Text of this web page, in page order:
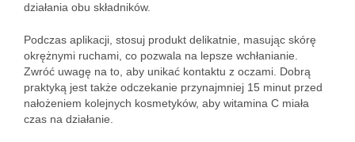
działania obu składników.
Podczas aplikacji, stosuj produkt delikatnie, masując skórę
okrężnymi ruchami, co pozwala na lepsze wchłanianie.
Zwróć uwagę na to, aby unikać kontaktu z oczami. Dobrą
praktyką jest także odczekanie przynajmniej 15 minut przed
nałożeniem kolejnych kosmetyków, aby witamina C miała
czas na działanie.